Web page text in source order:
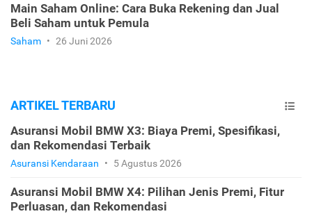
Main Saham Online: Cara Buka Rekening dan Jual
Beli Saham untuk Pemula
Saham • 26 Juni 2026
ARTIKEL TERBARU
Asuransi Mobil BMW X3: Biaya Premi, Spesifikasi,
dan Rekomendasi Terbaik
Asuransi Kendaraan • 5 Agustus 2026
Asuransi Mobil BMW X4: Pilihan Jenis Premi, Fitur
Perluasan, dan Rekomendasi